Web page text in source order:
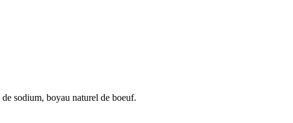
sodium, boyau naturel de boeuf.